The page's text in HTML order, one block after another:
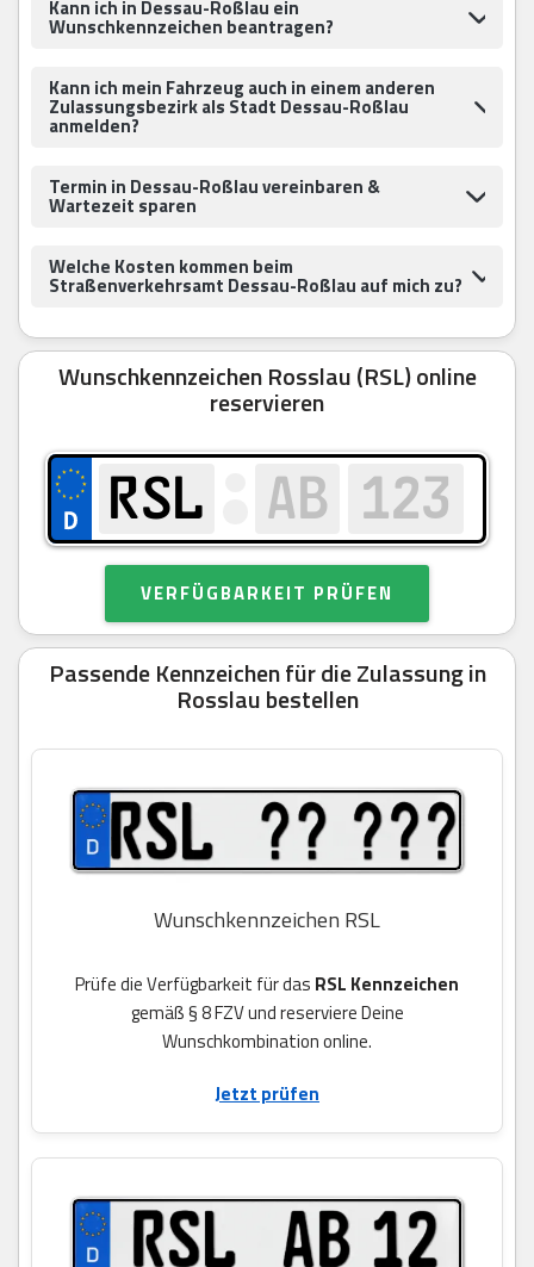
Kann ich in Dessau-Roßlau ein
Wunschkennzeichen beantragen?
Kann ich mein Fahrzeug auch in einem anderen
Zulassungsbezirk als Stadt Dessau-Roßlau
anmelden?
Termin in Dessau-Roßlau vereinbaren &
Wartezeit sparen
Welche Kosten kommen beim
Straßenverkehrsamt Dessau-Roßlau auf mich zu?
Wunschkennzeichen Rosslau (RSL) online
reservieren
VERFÜGBARKEIT PRÜFEN
Passende Kennzeichen für die Zulassung in
Rosslau bestellen
Wunschkennzeichen RSL
Prüfe die Verfügbarkeit für das RSL Kennzeichen
gemäß § 8 FZV und reserviere Deine
Wunschkombination online.
Jetzt prüfen